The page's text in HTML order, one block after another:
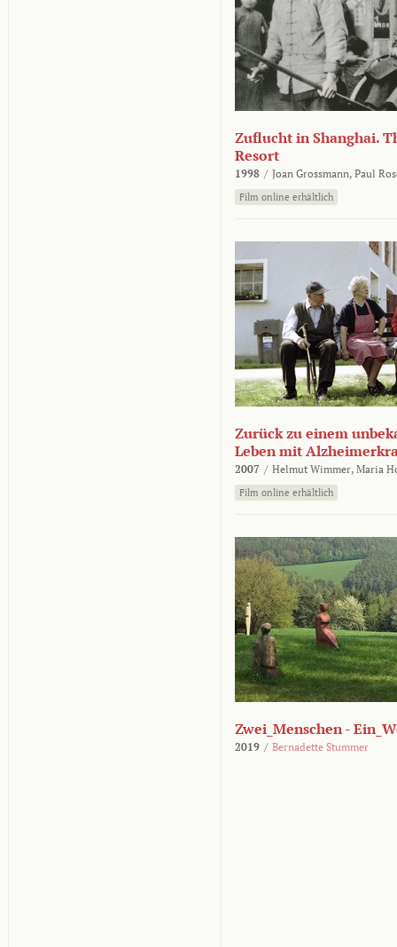
Zuflucht in Shanghai.
Resort
1998 / Joan Grossmann, Paul
Film online erhältlich
Zurück zu einem
Leben mit
2007 / Helmut Wimmer, Maria
Film online erhältlich
Zwei_Menschen -
2019 / Bernadette Stummer